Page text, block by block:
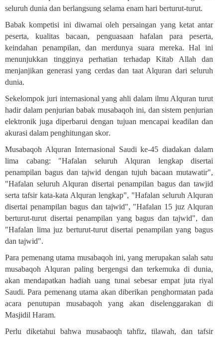
seluruh dunia dan berlangsung selama enam hari berturut-turut.
Babak kompetisi ini diwarnai oleh persaingan yang ketat antar
peserta, kualitas bacaan, penguasaan hafalan para peserta,
keindahan penampilan, dan merdunya suara mereka. Hal ini
menunjukkan tingginya perhatian terhadap Kitab Allah dan
menjanjikan generasi yang cerdas dan taat Alquran dari seluruh
dunia.
Sekelompok juri internasional yang ahli dalam ilmu Alquran turut
hadir dalam penjurian babak musabaqoh ini, dan sistem penjurian
elektronik juga diperbarui dengan tujuan mencapai keadilan dan
akurasi dalam penghitungan skor.
Musabaqoh Alquran Internasional Saudi ke-45 diadakan dalam
lima cabang: "Hafalan seluruh Alquran lengkap disertai
penampilan bagus dan tajwid dengan tujuh bacaan mutawatir",
"Hafalan seluruh Alquran disertai penampilan bagus dan tawjid
serta tafsir kata-kata Alquran lengkap", "Hafalan seluruh Alquran
disertai penampilan bagus dan tajwid", "Hafalan 15 juz Alquran
berturut-turut disertai penampilan yang bagus dan tajwid", dan
"Hafalan lima juz berturut-turut disertai penampilan yang bagus
dan tajwid".
Para pemenang utama musabaqoh ini, yang merupakan salah satu
musabaqoh Alquran paling bergengsi dan terkemuka di dunia,
akan mendapatkan hadiah uang tunai sebesar empat juta riyal
Saudi. Para pemenang utama akan diberikan penghormatan pada
acara penutupan musabaqoh yang akan diselenggarakan di
Masjidil Haram.
Perlu diketahui bahwa musabaoqh tahfiz, tilawah, dan tafsir